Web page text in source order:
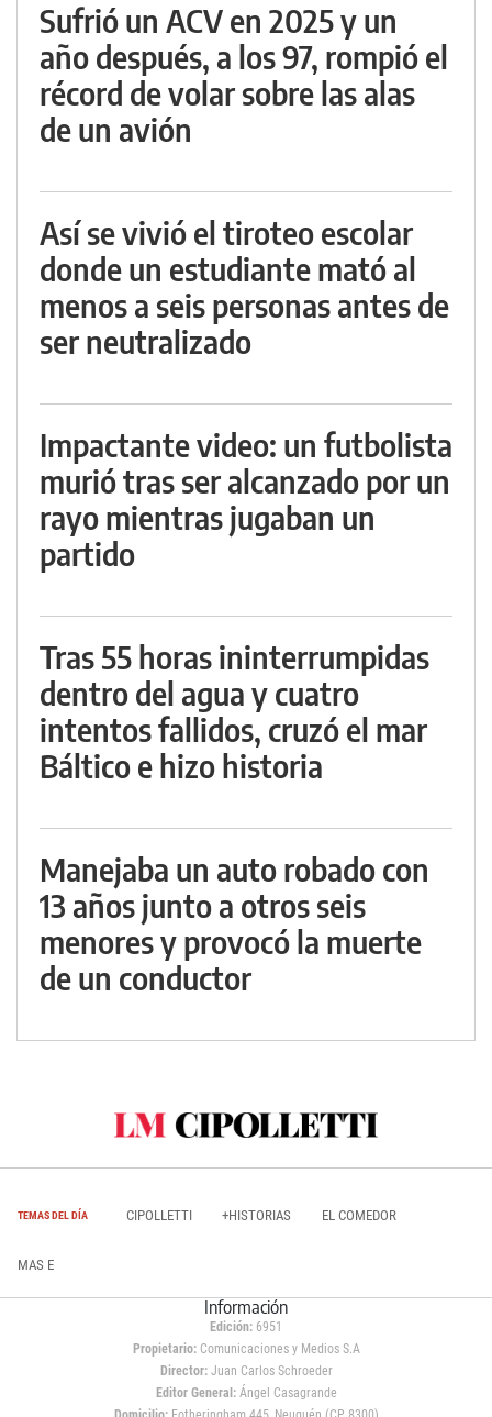
Sufrió un ACV en 2025 y un
año después, a los 97, rompió el
récord de volar sobre las alas
de un avión
Así se vivió el tiroteo escolar
donde un estudiante mató al
menos a seis personas antes de
ser neutralizado
Impactante video: un futbolista
murió tras ser alcanzado por un
rayo mientras jugaban un
partido
Tras 55 horas ininterrumpidas
dentro del agua y cuatro
intentos fallidos, cruzó el mar
Báltico e hizo historia
Manejaba un auto robado con
13 años junto a otros seis
menores y provocó la muerte
de un conductor
TEMAS DEL DÍA CIPOLLETTI +HISTORIAS EL COMEDOR
MAS E
Información
Edición: 6951
Propietario:Comunicaciones y Medios S.A
Director: Juan Carlos Schroeder
Editor General:Ángel Casagrande